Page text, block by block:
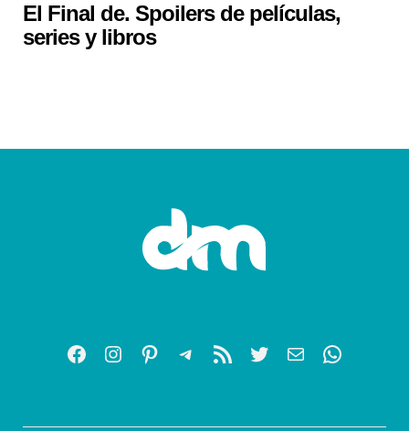
El Final de. Spoilers de películas,
series y libros